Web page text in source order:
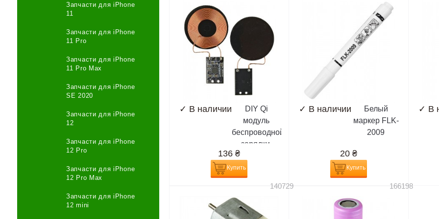
Запчасти для iPhone
11
Запчасти для iPhone
11 Pro
Запчасти для iPhone
11 Pro Max
Запчасти для iPhone
SE 2020
Запчасти для iPhone
12
Запчасти для iPhone
12 Pro
Запчасти для iPhone
12 Pro Max
Запчасти для iPhone
12 mini
✓ В наличии
DIY Qi
модуль
беспроводной
зарядки,
приемник
136 ₴
Купить
✓ В наличии
Белый
маркер FLK-
2009
20 ₴
Купить
✓ В
140729 166198